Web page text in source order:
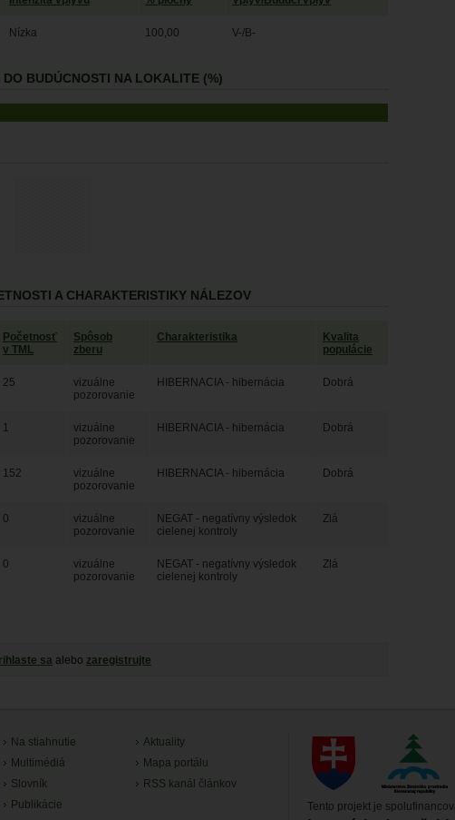
Nízka 100,00 V-/B-
BUDÚCNOSTI NA LOKALITE (%)
A CHARAKTERISTIKY NÁLEZOV
Početnosť
v TML
Spôsob
zberu
Charakteristika
Kvalita
populácie
25
vizuálne
pozorovanie
HIBERNACIA - hibernácia Dobrá
1
vizuálne
pozorovanie
HIBERNACIA - hibernácia Dobrá
152
vizuálne
pozorovanie
HIBERNACIA - hibernácia Dobrá
0
vizuálne
pozorovanie
NEGAT - negatívny výsledok
cielenej kontroly
Zlá
0
vizuálne
pozorovanie
NEGAT - negatívny výsledok
cielenej kontroly
Zlá
sa alebo zaregistrujte
Na stiahnutie
Multimédiá
Slovník
Publikácie
Aktuality
Mapa portálu
RSS kanál článkov
Tento projekt je